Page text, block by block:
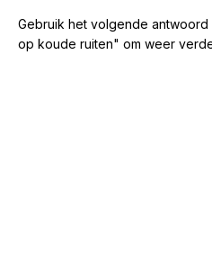
Gebruik het volgende
op koude ruiten" om weer